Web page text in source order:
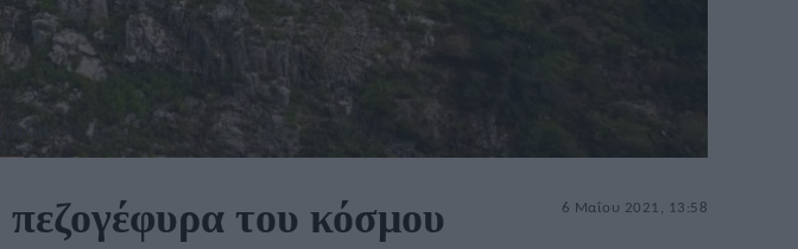
του κόσμου
6 Μαΐου 2021, 13:58